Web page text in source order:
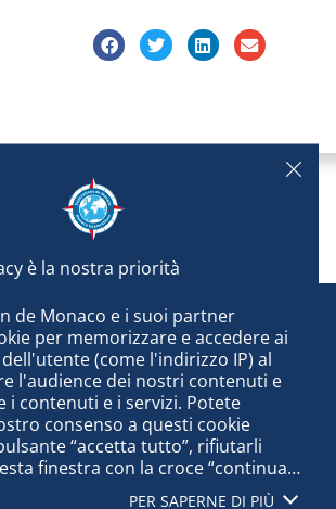
de Monaco e i suoi partner
per memorizzare e accedere ai
(come l'indirizzo IP) al
l'audience dei nostri contenuti e
i contenuti e i servizi. Potete
consenso a questi cookie
“accetta tutto”, rifiutarli
finestra con la croce “continua
oppure conoscere i dettagli di
PER SAPERNE DI PIÙ